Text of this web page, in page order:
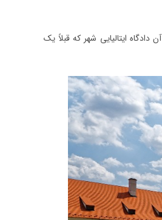
1388 تاسیس شده، اشاره کرد. علاوه بر آن دادگاه ایتالیایی شهر که قبلاً یک